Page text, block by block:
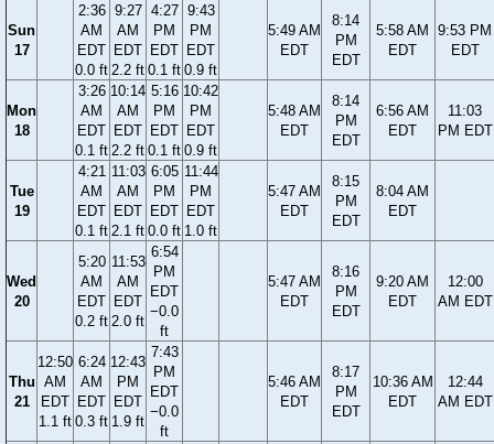
Sun
17
2:36
AM
EDT
0.0 ft
9:27
AM
EDT
2.2 ft
4:27
PM
EDT
0.1 ft
9:43
PM
EDT
0.9 ft
5:49 AM
EDT
8:14
PM
EDT
5:58 AM
EDT
9:53 PM
EDT
Mon
18
3:26
AM
EDT
0.1 ft
10:14
AM
EDT
2.2 ft
5:16
PM
EDT
0.1 ft
10:42
PM
EDT
0.9 ft
5:48 AM
EDT
8:14
PM
EDT
6:56 AM
EDT
11:03
PM EDT
Tue
19
4:21
AM
EDT
0.1 ft
11:03
AM
EDT
2.1 ft
6:05
PM
EDT
0.0 ft
11:44
PM
EDT
1.0 ft
5:47 AM
EDT
8:15
PM
EDT
8:04 AM
EDT
Wed
20
5:20
AM
EDT
0.2 ft
11:53
AM
EDT
2.0 ft
6:54
PM
EDT
−0.0
ft
5:47 AM
EDT
8:16
PM
EDT
9:20 AM
EDT
12:00
AM EDT
Thu
21
12:50
AM
EDT
1.1 ft
6:24
AM
EDT
0.3 ft
12:43
PM
EDT
1.9 ft
7:43
PM
EDT
−0.0
ft
5:46 AM
EDT
8:17
PM
EDT
10:36 AM
EDT
12:44
AM EDT